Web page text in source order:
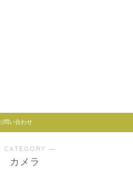
問い合わせ
―
カメラ